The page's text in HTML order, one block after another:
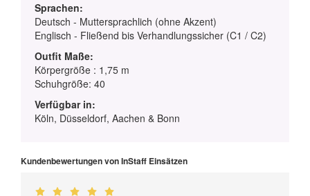
Sprachen:
Deutsch - Muttersprachlich (ohne Akzent)
Englisch - Fließend bis Verhandlungssicher (C1 / C2)
Outfit Maße:
Körpergröße : 1,75 m
Schuhgröße: 40
Verfügbar in:
Köln, Düsseldorf, Aachen & Bonn
Kundenbewertungen von InStaff Einsätzen